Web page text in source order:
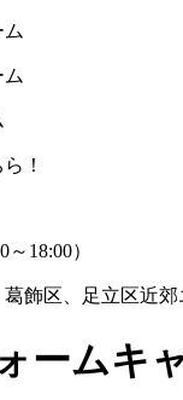
！
18:00）
飾区、足立区近